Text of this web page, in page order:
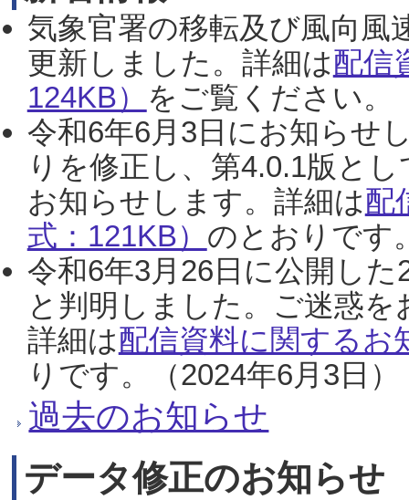
気象官署の移転及び風向風
更新しました。詳細は配信
124KB） をご覧ください。
令和6年6月3日にお知らせ
りを修正し、第4.0.1版と
お知らせします。詳細は配
式：121KB） のとおりです
令和6年3月26日に公開し
と判明しました。ご迷惑
詳細は配信資料に関するお
りです。（2024年6月3日）
過去のお知らせ
データ修正のお知らせ